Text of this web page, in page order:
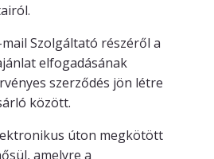
Szolgáltató részéről a
elfogadásának
szerződés jön létre
között.
úton megkötött
amelyre a